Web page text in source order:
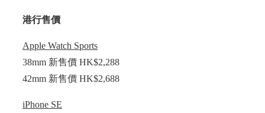
港行售價
Apple Watch Sports
38mm 新售價 HK$2,288
42mm 新售價 HK$2,688
iPhone SE